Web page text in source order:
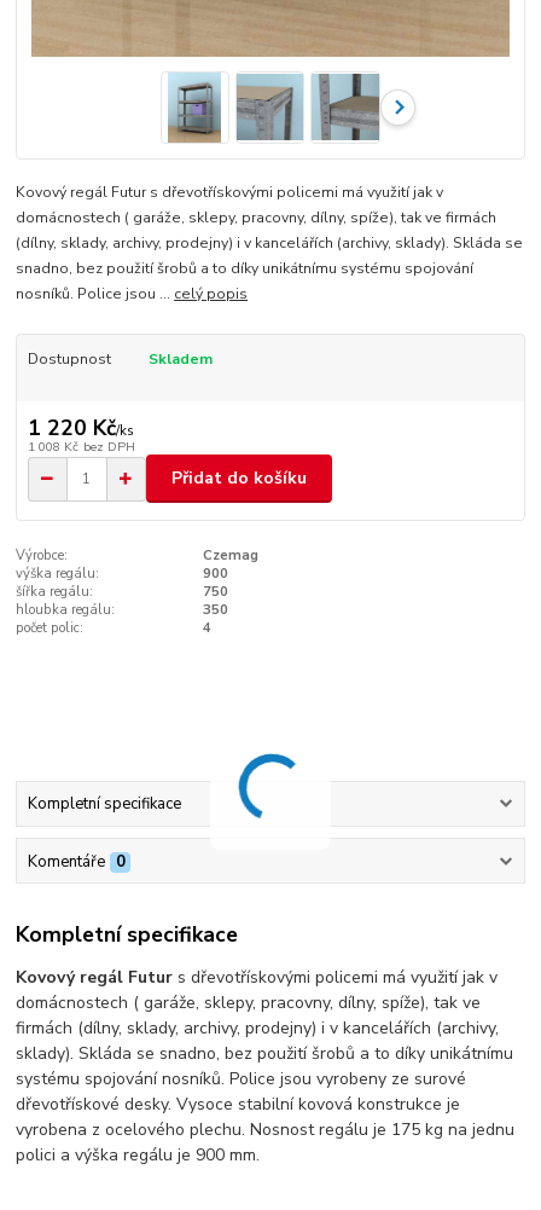
Kovový regál Futur s dřevotřískovými policemi má využití jak v
domácnostech ( garáže, sklepy, pracovny, dílny, spíže), tak ve firmách
(dílny, sklady, archivy, prodejny) i v kancelářích (archivy, sklady). Skláda se
snadno, bez použití šrobů a to díky unikátnímu systému spojování
nosníků. Police jsou ... celý popis
Dostupnost Skladem
1 220 Kč/ks
1 008 Kč bez DPH
Přidat do košíku
Výrobce:
Czemag
výška regálu:
900
šířka regálu:
750
hloubka regálu:
350
počet polic:
4
Kompletní specifikace
Komentáře 0
Kompletní specifikace
Kovový regál Futur s dřevotřískovými policemi má využití jak v
domácnostech ( garáže, sklepy, pracovny, dílny, spíže), tak ve
firmách (dílny, sklady, archivy, prodejny) i v kancelářích (archivy,
sklady). Skláda se snadno, bez použití šrobů a to díky unikátnímu
systému spojování nosníků. Police jsou vyrobeny ze surové
dřevotřískové desky. Vysoce stabilní kovová konstrukce je
vyrobena z ocelového plechu.Nosnost regálu je 175 kg na jednu
polici a výška regálu je 900 mm.